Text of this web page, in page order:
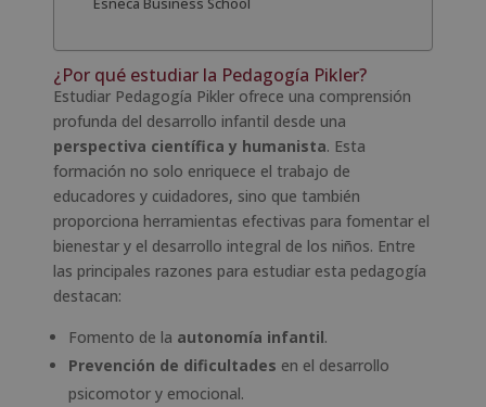
¿Por qué estudiar la Pedagogía Pikler?
Estudiar Pedagogía Pikler ofrece una comprensión
profunda del desarrollo infantil desde una
perspectiva científica y humanista. Esta
formación no solo enriquece el trabajo de
educadores y cuidadores, sino que también
proporciona herramientas efectivas para fomentar el
bienestar y el desarrollo integral de los niños. Entre
las principales razones para estudiar esta pedagogía
destacan:
Fomento de la autonomía infantil.
Prevención de dificultades en el desarrollo
psicomotor y emocional.